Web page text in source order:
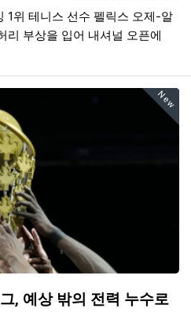
1위 테니스 선수 펠릭스 오제-알
리 부상을 입어 내셔널 오픈에
New
, 예상 밖의 전력 누수로